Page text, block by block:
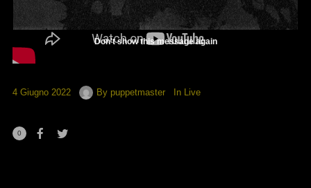
Don't show this message again
4 Giugno 2022 By puppetmaster In Live
0